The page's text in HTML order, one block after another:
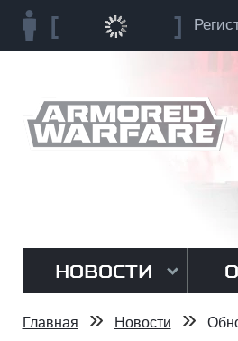
НОВОСТИ
Главная » Новости »